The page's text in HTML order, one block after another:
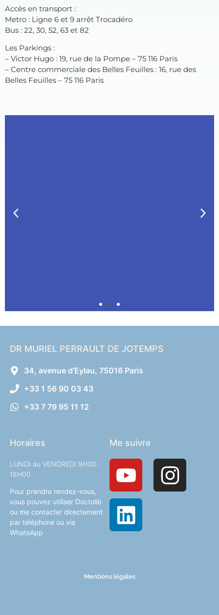
Accès en transport :
Metro : Ligne 6 et 9 arrêt Trocadéro
Bus : 22, 30, 52, 63 et 82
Les Parkings :
– Victor Hugo : 19, rue de la Pompe – 75 116 Paris
– Centre commerciale des Belles Feuilles : 16, rue des
Belles Feuilles – 75 116 Paris
DR MURIEL PERRAULT DE JOTEMPS
34, avenue d’Eylau, 75016 Paris
+33 1 56 90 03 43
+33 7 79 95 11 12
Horaires
LUNDI au VENDREDI 9H30-
18H00
Pour prendre rendez-vous,
vous pouvez utiliser Doctolib
ou me contacter directement
par téléphone ou via
WhatsApp
Me suivre
Mentions légales